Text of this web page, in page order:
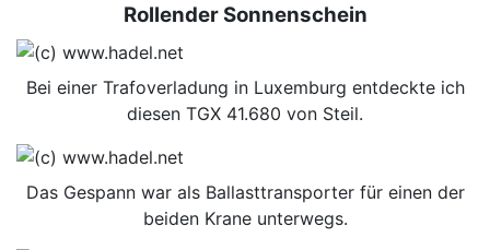
Rollender Sonnenschein
Bei einer Trafoverladung in Luxemburg entdeckte ich
diesen TGX 41.680 von Steil.
Das Gespann war als Ballasttransporter für einen der
beiden Krane unterwegs.